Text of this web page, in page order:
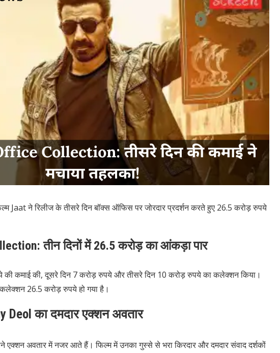
Jaat ने रिलीज के तीसरे दिन बॉक्स ऑफिस पर जोरदार प्रदर्शन करते हुए 26.5 करोड़ रुपये
तीन दिनों में 26.5 करोड़ का आंकड़ा पार
की कमाई की, दूसरे दिन 7 करोड़ रुपये और तीसरे दिन 10 करोड़ रुपये का कलेक्शन किया।
26.5 करोड़ रुपये हो गया है।
Deol का दमदार एक्शन अवतार
एक्शन अवतार में नजर आते हैं। फिल्म में उनका गुस्से से भरा किरदार और दमदार संवाद दर्शकों